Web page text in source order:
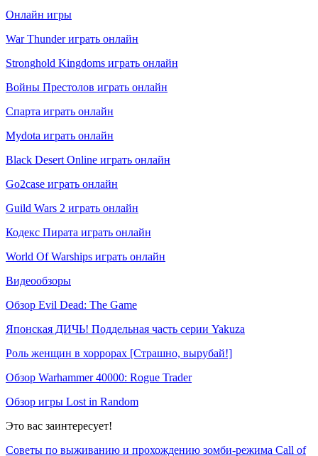
Онлайн игры
War Thunder играть онлайн
Stronghold Kingdoms играть онлайн
Войны Престолов играть онлайн
Спарта играть онлайн
Mydota играть онлайн
Black Desert Online играть онлайн
Go2case играть онлайн
Guild Wars 2 играть онлайн
Кодекс Пирата играть онлайн
World Of Warships играть онлайн
Видеообзоры
Обзор Evil Dead: The Game
Японская ДИЧЬ! Поддельная часть серии Yakuza
Роль женщин в хоррорах [Страшно, вырубай!]
Обзор Warhammer 40000: Rogue Trader
Обзор игры Lost in Random
Это вас заинтересует!
Советы по выживанию и прохождению зомби-режима Call of